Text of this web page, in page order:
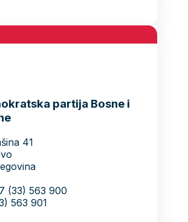
partija Bosne i
41
(33) 563 900
563 901